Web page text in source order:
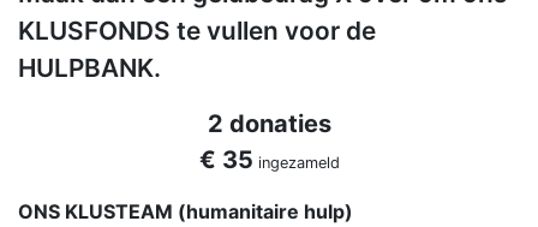
KLUSFONDS te vullen voor de
HULPBANK.
2 donaties
€ 35 ingezameld
ONS KLUSTEAM (humanitaire hulp)